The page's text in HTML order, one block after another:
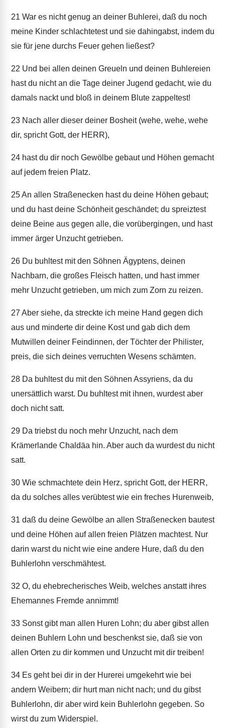
21 War es nicht genug an deiner Buhlerei, daß du noch
meine Kinder schlachtetest und sie dahingabst, indem du
sie für jene durchs Feuer gehen ließest?
22 Und bei allen deinen Greueln und deinen Buhlereien
hast du nicht an die Tage deiner Jugend gedacht, wie du
damals nackt und bloß in deinem Blute zappeltest!
23 Nach aller dieser deiner Bosheit (wehe, wehe, wehe
dir, spricht Gott, der HERR),
24 hast du dir noch Gewölbe gebaut und Höhen gemacht
auf jedem freien Platz.
25An allen Straßenecken hast du deine Höhen gebaut;
und du hast deine Schönheit geschändet; du spreiztest
deine Beine aus gegen alle, die vorübergingen, und hast
immer ärger Unzucht getrieben.
26 Du buhltest mit den Söhnen Ägyptens, deinen
Nachbarn, die großes Fleisch hatten, und hast immer
mehr Unzucht getrieben, um mich zum Zorn zu reizen.
27 Aber siehe, da streckte ich meine Hand gegen dich
aus und minderte dir deine Kost und gab dich dem
Mutwillen deiner Feindinnen, der Töchter der Philister,
preis, die sich deines verruchten Wesens schämten.
28 Da buhltest du mit den Söhnen Assyriens, da du
unersättlich warst. Du buhltest mit ihnen, wurdest aber
doch nicht satt.
29 Da triebst du noch mehr Unzucht, nach dem
Krämerlande Chaldäa hin. Aber auch da wurdest du nicht
satt.
30 Wie schmachtete dein Herz, spricht Gott, der HERR,
da du solches alles verübtest wie ein freches Hurenweib,
31 daß du deine Gewölbe an allen Straßenecken bautest
und deine Höhen auf allen freien Plätzen machtest. Nur
darin warst du nicht wie eine andere Hure, daß du den
Buhlerlohn verschmähtest.
32 O, du ehebrecherisches Weib, welches anstatt ihres
Ehemannes Fremde annimmt!
33 Sonst gibt man allen Huren Lohn; du aber gibst allen
deinen Buhlern Lohn und beschenkst sie, daß sie von
allen Orten zu dir kommen und Unzucht mit dir treiben!
34 Es geht bei dir in der Hurerei umgekehrt wie bei
andern Weibern; dir hurt man nicht nach; und du gibst
Buhlerlohn, dir aber wird kein Buhlerlohn gegeben. So
wirst du zum Widerspiel.